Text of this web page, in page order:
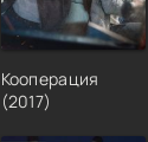
Кооперация
(2017)